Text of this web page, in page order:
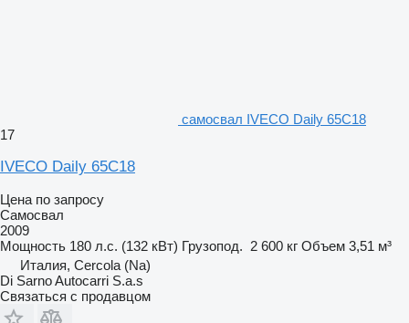
самосвал IVECO Daily 65C18
17
IVECO Daily 65C18
Цена по запросу
Самосвал
2009
Мощность 180 л.с. (132 кВт) Грузопод. 2 600 кг Объем 3,51 м³
Италия, Cercola (Na)
Di Sarno Autocarri S.a.s
Связаться с продавцом